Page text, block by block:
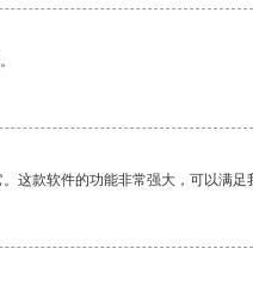
这款软件的功能非常强大，可以满